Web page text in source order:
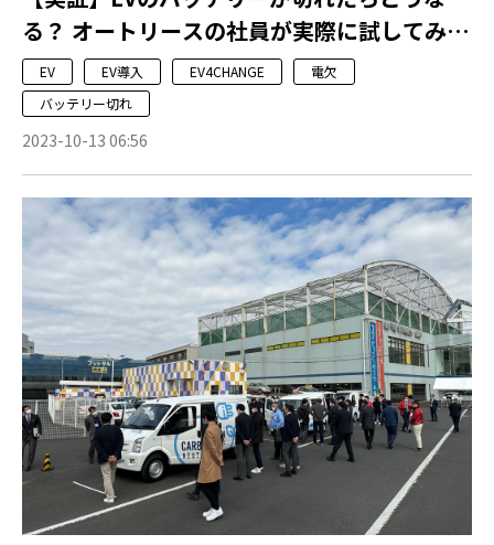
る？ オートリースの社員が実際に試してみま
した！
EV EV導入 EV4CHANGE
電欠
バッテリー切れ
2023-10-13 06:56